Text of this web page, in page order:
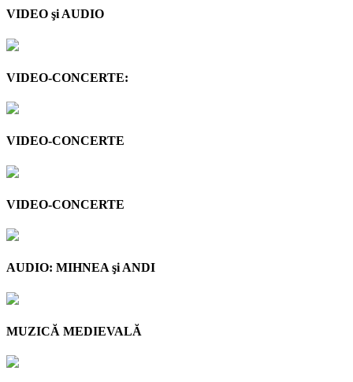
VIDEO şi AUDIO
VIDEO-CONCERTE:
VIDEO-CONCERTE
VIDEO-CONCERTE
AUDIO: MIHNEA şi ANDI
MUZICĂ MEDIEVALĂ